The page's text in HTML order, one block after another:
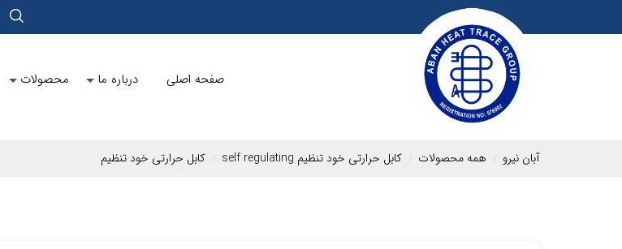
صفحه اصلی درباره ما محصولات
آبان نیرو همه محصولات کابل حرارتی خود تنظیم self regulating کابل حرارتی خود تنظیم